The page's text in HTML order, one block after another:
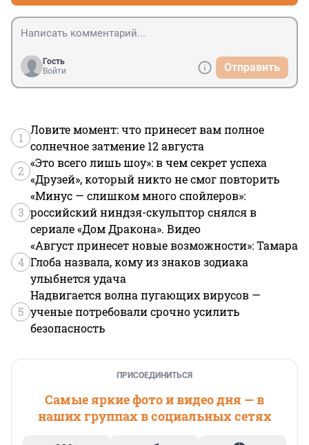
Гость
Войти
Отправить
1
Ловите момент: что принесет вам полное
солнечное затмение 12 августа
2
«Это всего лишь шоу»: в чем секрет успеха
«Друзей», который никто не смог повторить
3
«Минус — слишком много спойлеров»:
российский ниндзя-скульптор снялся в
сериале «Дом Дракона». Видео
4
«Август принесет новые возможности»: Тамара
Глоба назвала, кому из знаков зодиака
улыбнется удача
5
Надвигается волна пугающих вирусов —
ученые потребовали срочно усилить
безопасность
ПРИСОЕДИНИТЬСЯ
Самые яркие фото и видео дня — в
наших группах в социальных сетях